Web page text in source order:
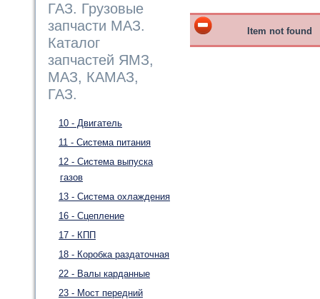
ГАЗ. Грузовые
запчасти МАЗ.
Каталог
запчастей ЯМЗ,
МАЗ, КАМАЗ,
ГАЗ.
10 - Двигатель
11 - Система питания
12 - Система выпуска
газов
13 - Система охлаждения
16 - Сцепление
17 - КПП
18 - Коробка раздаточная
22 - Валы карданные
23 - Мост передний
Item not found